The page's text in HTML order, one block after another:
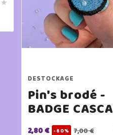

DESTOCKAGE
Pin's brodé -
BADGE
2,80 € -60% 7,00 €